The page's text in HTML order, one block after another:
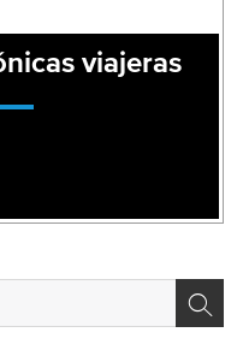
viajeras